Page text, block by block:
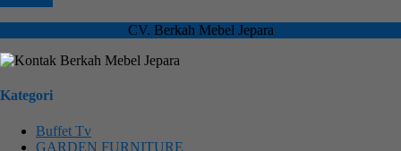
CV. Berkah Mebel Jepara
Kategori
Buffet Tv
GARDEN FURNITURE